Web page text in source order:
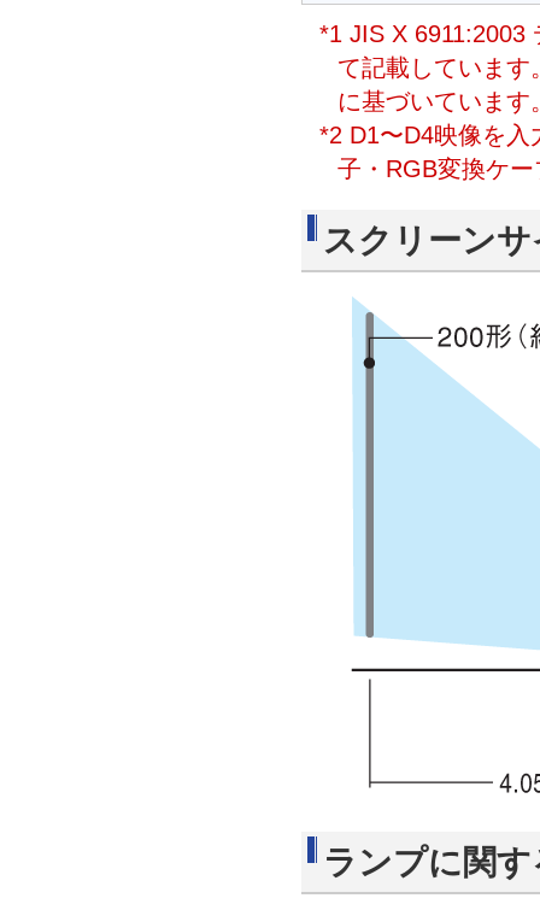
*1 JIS X 6911:2003
て記載していま
に基づいています
*2 D1〜D4映像を
子・RGB変換ケ
スクリーン
ランプに関